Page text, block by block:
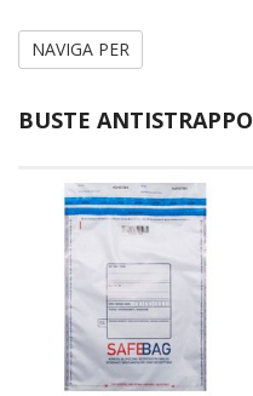
BUSTE ANTISTRAPPO
NAVIGA PER